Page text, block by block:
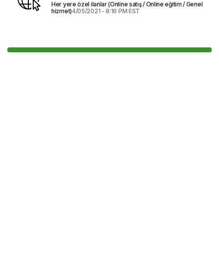
Her yere özel ilanlar (Online satış / Online eğitim / Genel
hizmet)4/05/2021 - 8:16 PM EST